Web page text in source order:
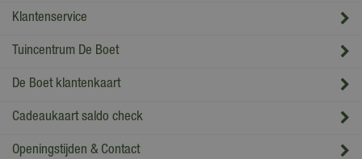
Klantenservice
Tuincentrum De Boet
De Boet klantenkaart
Cadeaukaart saldo check
Openingstijden & Contact